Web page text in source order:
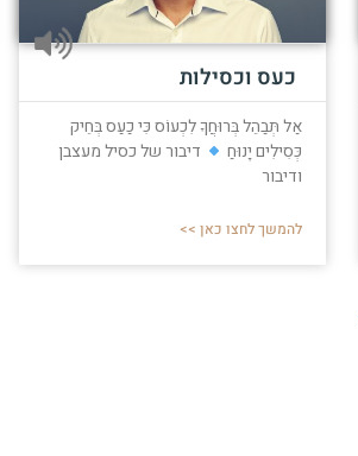
כעס וכסילות
אַל תְּבַהֵל בְּרוּחֲךָ לִכְעוֹס כִּי כַעַס בְּחֵיק
כְּסִילִים יָנוּחַ
דיבור של כסיל מעצבן
ודיבור
להמשך לחצו כאן >>